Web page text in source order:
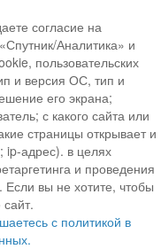
согласие на
Аналитика» и
пользовательских
и версия ОС, тип и
его экрана;
с какого сайта или
страницы открывает и
ip-адрес). в целях
и проведения
Если вы не хотите, чтобы
с политикой в